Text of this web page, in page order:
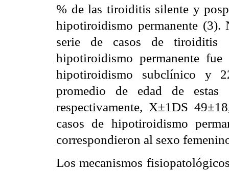
% de las tiroiditis silente y
hipotiroidismo permanente (3).
serie de casos de tiroiditis
hipotiroidismo permanente
hipotiroidismo subclínico y
promedio de edad de estas
respectivamente, X±1DS
casos de hipotiroidismo
correspondieron al sexo
Los mecanismos